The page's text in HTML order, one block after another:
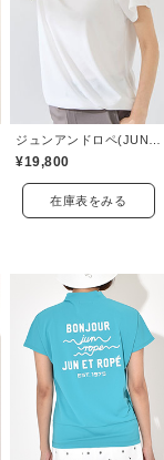
¥19,800
在庫表をみる